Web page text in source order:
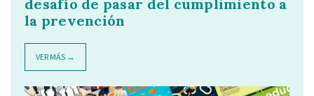
desafío de pasar del cumplimiento a
la prevención
VER MÁS →